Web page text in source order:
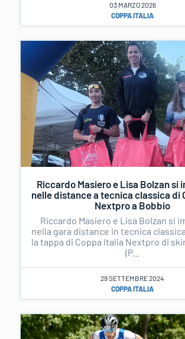
03 MARZO 2026
COPPA ITALIA
Riccardo Masiero e Lisa Bolzan si
nelle distance a tecnica classica di
Nextpro a Bobbio
Riccardo Masiero e Lisa Bolzan si
nella gara distance in tecnica
la tappa di Coppa Italia Nextpro di
(P...
29 SETTEMBRE 2024
COPPA ITALIA